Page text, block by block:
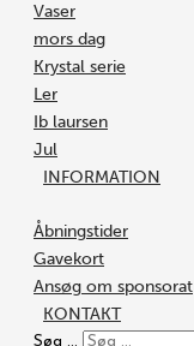
Vaser
mors dag
Krystal serie
Ler
Ib laursen
Jul
INFORMATION
Åbningstider
Gavekort
Ansøg om sponsorat
KONTAKT
Søg …